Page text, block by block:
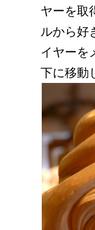
ヤーを取
ルから好
イヤーを
下に移動